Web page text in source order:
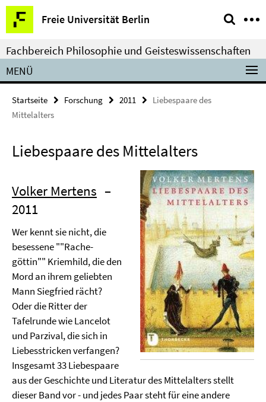
Springe
direkt
zu
Inhalt
Freie Universität Berlin
Service-
Navigation
Fachbereich Philosophie und Geisteswissenschaften
MENÜ
Startseite Forschung 2011
Liebespaare des
Mittelalters
Liebespaare des Mittelalters
Volker Mertens –
2011
Wer kennt sie nicht, die
besessene ""Rache-
göttin"" Kriemhild, die den
Mord an ihrem geliebten
Mann Siegfried rächt?
Oder die Ritter der
Tafelrunde wie Lancelot
und Parzival, die sich in
Liebesstricken verfangen?
Insgesamt 33 Liebespaare
aus der Geschichte und Literatur des Mittelalters stellt
dieser Band vor - und jedes Paar steht für eine andere